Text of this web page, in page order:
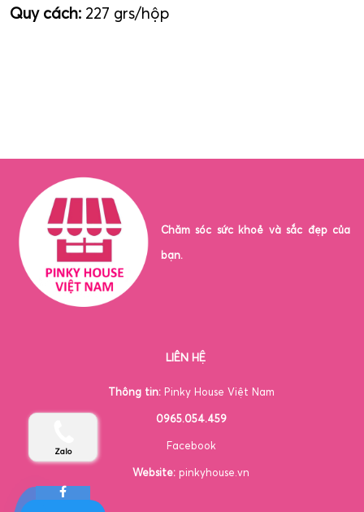
Quy cách: 227 grs/hộp
Chăm sóc sức khoẻ và sắc đẹp của
bạn.
LIÊN HỆ
Thông tin:Pinky House Việt Nam
0965.054.459
Facebook
Website: pinkyhouse.vn
Zalo